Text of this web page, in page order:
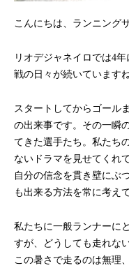
こんにちは、ランニング
リオデジャネイロでは4
戦の日々が続いていますね
スタートしてからゴール
の出来事です。その一瞬
てきた選手たち。私たち
ないドラマを見せてくれ
自分の信念を貫き壁にぶ
も出来る方法を常に考え
私たちに一般ランナーに
すが、どうしても走れな
この暑さで走るのは無理